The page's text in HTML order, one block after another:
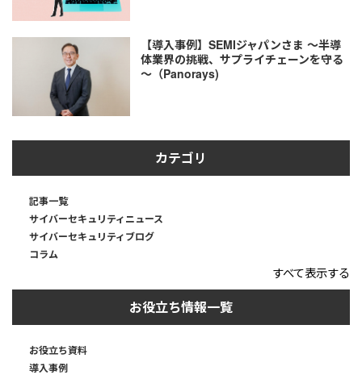
【導入事例】SEMIジャパンさま ～半導
体業界の挑戦、サプライチェーンを守る
～（Panorays)
カテゴリ
記事一覧
サイバーセキュリティニュース
サイバーセキュリティブログ
コラム
すべて表示する
お役立ち情報一覧
お役立ち資料
導入事例